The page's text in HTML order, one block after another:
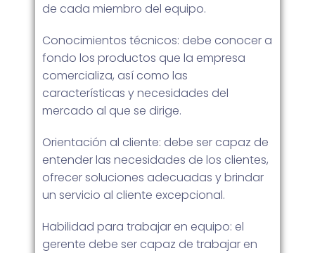
de cada miembro del equipo.
Conocimientos técnicos: debe conocer a
fondo los productos que la empresa
comercializa, así como las
características y necesidades del
mercado al que se dirige.
Orientación al cliente: debe ser capaz de
entender las necesidades de los clientes,
ofrecer soluciones adecuadas y brindar
un servicio al cliente excepcional.
Habilidad para trabajar en equipo: el
gerente debe ser capaz de trabajar en